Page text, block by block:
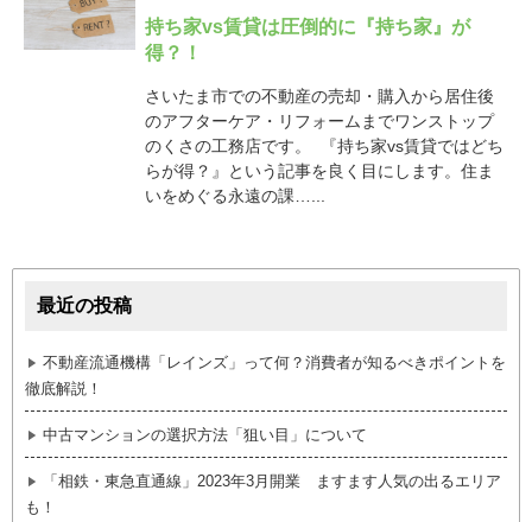
持ち家vs賃貸は圧倒的に『持ち家』が
得？！
さいたま市での不動産の売却・購入から居住後
のアフターケア・リフォームまでワンストップ
のくさの工務店です。 『持ち家vs賃貸ではどち
らが得？』という記事を良く目にします。住ま
いをめぐる永遠の課…...
最近の投稿
不動産流通機構「レインズ」って何？消費者が知るべきポイントを
徹底解説！
中古マンションの選択方法「狙い目」について
「相鉄・東急直通線」2023年3月開業 ますます人気の出るエリア
も！